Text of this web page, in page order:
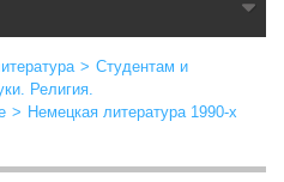
> Студентам и
Религия.
> Немецкая литература 1990-х